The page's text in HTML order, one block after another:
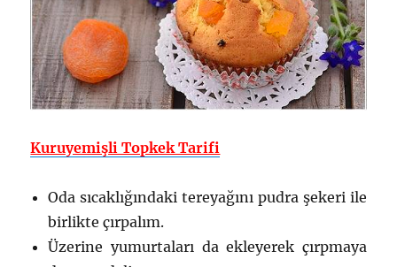
Kuruyemişli Topkek Tarifi
Oda sıcaklığındaki tereyağını pudra şekeri ile
birlikte çırpalım.
Üzerine yumurtaları da ekleyerek çırpmaya